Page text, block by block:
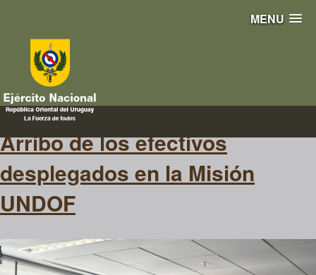
MENU
arribo
Arribo de los efectivos
desplegados en la Misión
UNDOF